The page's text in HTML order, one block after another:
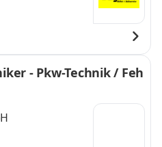
- Pkw-Technik / Feh